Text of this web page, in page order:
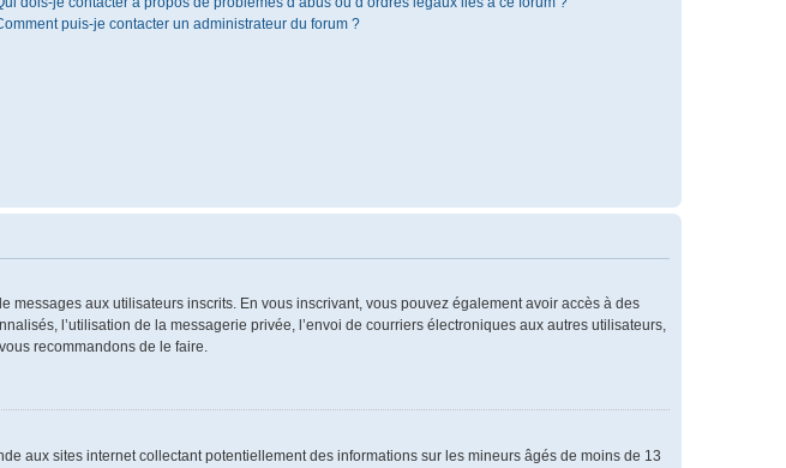
puis-je contacter un administrateur du forum ?
aux utilisateurs inscrits. En vous inscrivant, vous pouvez également avoir accès à des
l’utilisation de la messagerie privée, l’envoi de courriers électroniques aux autres utilisateurs,
recommandons de le faire.
aux sites internet collectant potentiellement des informations sur les mineurs âgés de moins de 13